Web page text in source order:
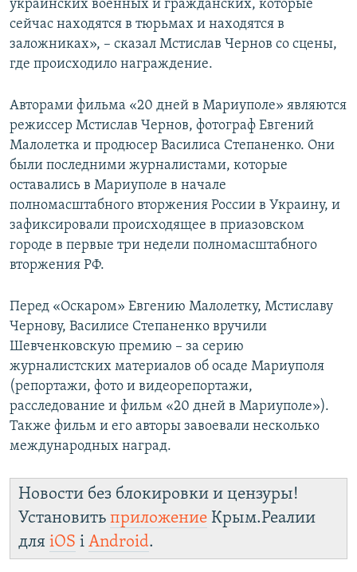
украинских военных и гражданских, которые
сейчас находятся в тюрьмах и находятся в
заложниках», – сказал Мстислав Чернов со сцены,
где происходило награждение.
Авторами фильма «20 дней в Мариуполе» являются
режиссер Мстислав Чернов, фотограф Евгений
Малолетка и продюсер Василиса Степаненко. Они
были последними журналистами, которые
оставались в Мариуполе в начале
полномасштабного вторжения России в Украину, и
зафиксировали происходящее в приазовском
городе в первые три недели полномасштабного
вторжения РФ.
Перед «Оскаром» Евгению Малолетку, Мстиславу
Чернову, Василисе Степаненко вручили
Шевченковскую премию – за серию
журналистских материалов об осаде Мариуполя
(репортажи, фото и видеорепортажи,
расследование и фильм «20 дней в Мариуполе»).
Также фильм и его авторы завоевали несколько
международных наград.
Новости без блокировки и цензуры!
Установить приложение Крым.Реалии
для iOS і Android.